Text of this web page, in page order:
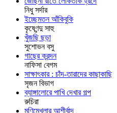
নিধু সর্দার
ইচ্ছেমতন আঁকিবুকি
কৃষ্ণেন্দু সাহু
খুঁজছি ছড়া
সুশোভন বসু
গাছের ক্রন্দন
নাফিসা বেগম
সাক্ষাৎকার : চাঁদ-তারাদের কাছাকাছি
সৃজন বিভাগ
ব্যাঙ্গালোরে পাখি দেখার গল্প
রুচিরা
মণিমেখলার আশীর্বাদ